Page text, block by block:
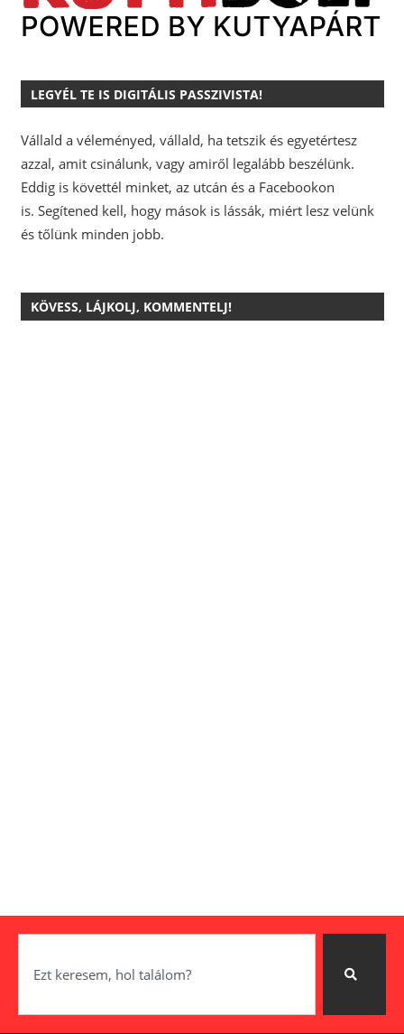
LEGYÉL TE IS DIGITÁLIS PASSZIVISTA!
Vállald a véleményed, vállald, ha tetszik és egyetértesz
azzal, amit csinálunk, vagy amiről legalább beszélünk.
Eddig is követtél minket, az utcán és a Facebookon
is. Segítened kell, hogy mások is lássák, miért lesz velünk
és tőlünk minden jobb.
KÖVESS, LÁJKOLJ, KOMMENTELJ!